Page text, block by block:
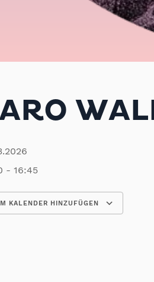
- 16:45
KALENDER HINZUFÜGEN